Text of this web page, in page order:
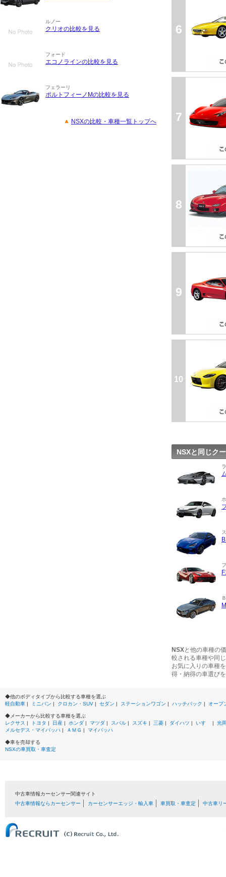
ルノー
クリオの比較を見る
フォード
エコノラインの比較を見る
フェラーリ
ポルトフィーノMの比較を見る
NSXの比較・車種一覧トップへ
6
7
8
9
10
NSXと同じク
NSXと他の車種の
較される車種や同じ
お気に入りの車種
得・納得の車選び
◆他のボディタイプから比較する車種を選ぶ
軽自動車 | ミニバン | クロカン・SUV | セダン | ステーションワゴン | ハッチバック | オープ
◆メーカーから比較する車種を選ぶ
レクサス | トヨタ | 日産 | ホンダ | マツダ | スバル | スズキ | 三菱 | ダイハツ | いすゞ |
光
メルセデス・マイバッハ | ＡＭＧ | マイバッハ
◆車を売却する
NSXの車買取・車査定
中古車情報カーセンサー関連サイト
中古車情報ならカーセンサー
カーセンサーエッジ・輸入車 車買取・車査定 中古車リ